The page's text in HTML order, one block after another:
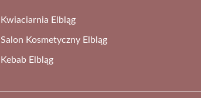
Kwiaciarnia Elbląg
Salon Kosmetyczny Elbląg
Kebab Elbląg